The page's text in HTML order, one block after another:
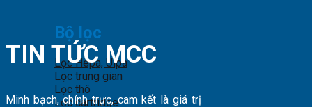
Bộ lọc
Lọc Hepa, Ulpa
Lọc trung gian
Lọc thô
Lọc cartridge
TIN TỨC MCC
Minh bạch, chính trực, cam kết là giá trị